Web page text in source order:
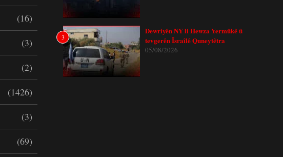
(16)
(3)
(2)
(1426)
(3)
(69)
3
Dewriyên NY li Hewza Yermûkê û
tevgerên Îsraîlê Quneytêtra
05/08/2026